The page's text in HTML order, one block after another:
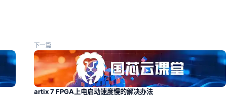
下一篇
artix 7 FPGA上电启动速度慢的解决办法